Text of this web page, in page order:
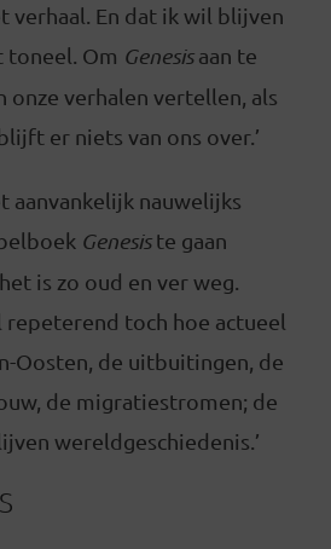
verhaal. En dat ik wil blijven
toneel. Om Genesisaan te
onze verhalen vertellen, als
er niets van ons over.’
aanvankelijk nauwelijks
Genesiste gaan
is zo oud en ver weg.
repeterend toch hoe actueel
Oosten, de uitbuitingen, de
de migratiestromen; de
wereldgeschiedenis.’